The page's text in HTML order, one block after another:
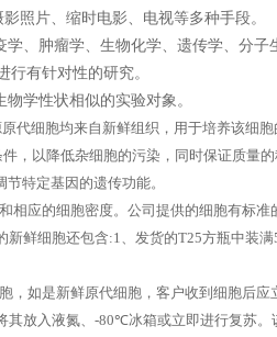
照片、缩时电影、电视等多种手段。
、肿瘤学、生物化学、遗传学、分
有针对性的研究。
学性状相似的实验对象。
细胞均来自新鲜组织，用于培养该细
，以降低杂细胞的污染，同时保证质量
特定基因的遗传功能。
应的细胞密度。公司提供的细胞有标准
鲜细胞还包含:1、发货的T25方瓶中装
如是新鲜原代细胞，客户收到细胞后应
放入液氮、 -80℃冰箱或立即进行复苏。